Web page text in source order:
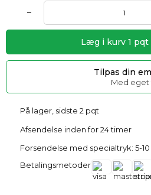
–
Læg i kurv 1 pqt
Tilpas din
Med eget
På lager, sidste 2 pqt
Afsendelse inden for 24 timer
Forsendelse med specialtryk: 5-
Betalingsmetoder